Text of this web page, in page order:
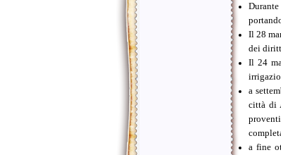
Il 28
dei
Il 24
a
città di
a fine